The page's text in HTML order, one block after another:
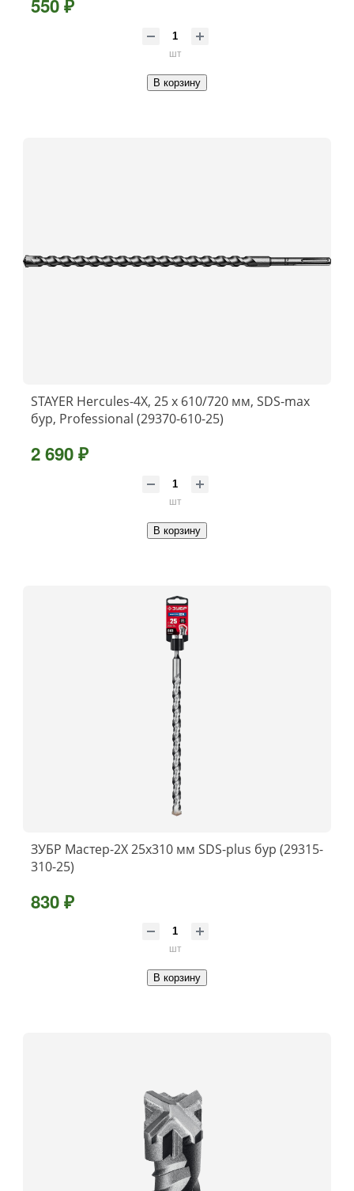
550 ₽
шт
В корзину
STAYER Hercules-4Х, 25 x 610/720 мм, SDS-max
бур, Professional (29370-610-25)
2 690 ₽
шт
В корзину
ЗУБР Мастер-2Х 25x310 мм SDS-plus бур (29315-
310-25)
830 ₽
шт
В корзину